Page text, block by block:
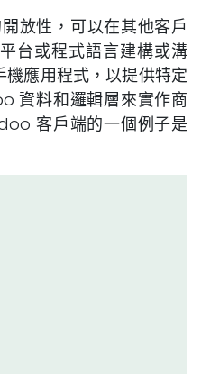
放性，可以在其他客戶
台或程式語言建構或溝
應用程式，以提供特定
資料和邏輯層來實作商
客戶端的一個例子是